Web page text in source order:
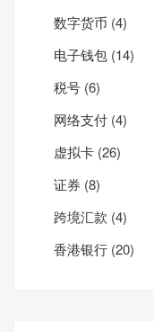
数字货币 (4)
电子钱包 (14)
税号 (6)
网络支付 (4)
虚拟卡 (26)
证券 (8)
跨境汇款 (4)
香港银行 (20)